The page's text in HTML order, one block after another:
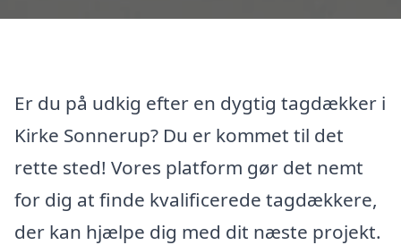
Er du på udkig efter en dygtig tagdækker i
Kirke Sonnerup? Du er kommet til det
rette sted! Vores platform gør det nemt
for dig at finde kvalificerede tagdækkere,
der kan hjælpe dig med dit næste projekt.